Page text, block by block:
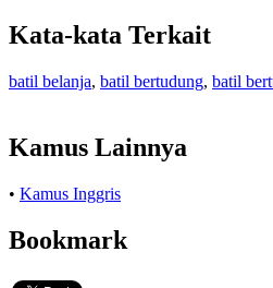
Kata-kata Terkait
batil belanja, batil bertudung, batil
Kamus Lainnya
• Kamus Inggris
Bookmark